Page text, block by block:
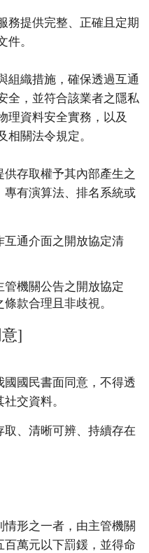
務提供完整、正確且定期
。
組織措施，確保透過互通
全，並符合該業者之隱私
理資料安全實務，以及
相關法令規定。
存取權予其內部產生之
有演算法、排名系統或
通介面之開放協定清
機關公告之開放協定
款合理且非歧視。
]
國民書面同意，不得透
交資料。
、清晰可辨、持續存在
形之一者，由主管機關
萬元以下罰鍰，並得命